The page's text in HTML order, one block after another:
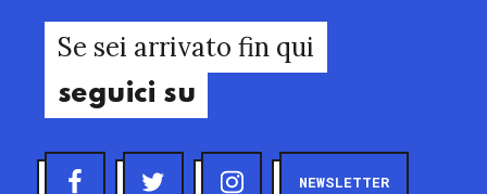
Se sei arrivato fin qui
seguici su
NEWSLETTER